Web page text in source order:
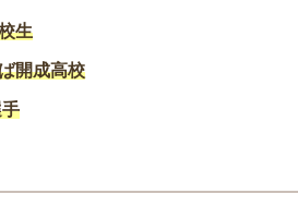
生
開成高校